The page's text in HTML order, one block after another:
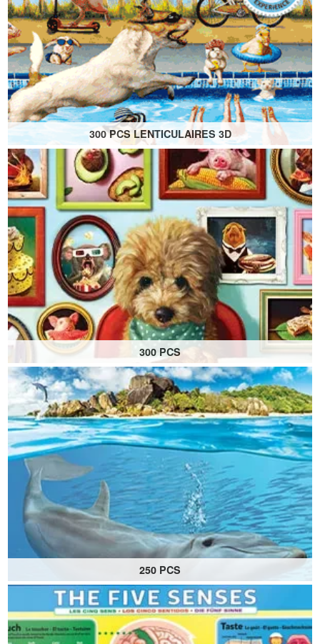
300 PCS LENTICULAIRES 3D
300 PCS
Puzzles 300 pièces
250 PCS
Collection Sauvons notre planète
Des puzzles pour les amoureux de la nature et de la
faune !